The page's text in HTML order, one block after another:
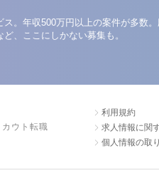
。年収500万円以上の案件が多数
、ここにしかない募集も。
ウト転職
利用規約
求人情報に関
個人情報の取